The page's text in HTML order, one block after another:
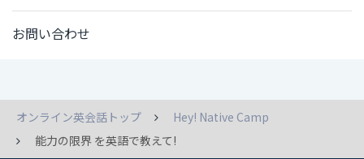
お問い合わせ
オンライン英会話トップ
Hey! Native Camp
能力の限界 を英語で教えて!